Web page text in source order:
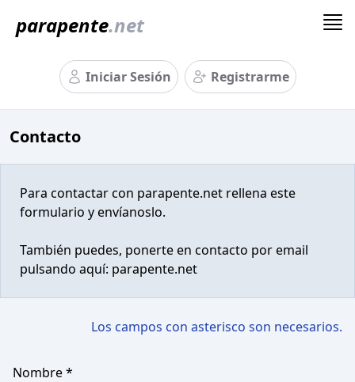
parapente.net
Iniciar Sesión Registrarme
Contacto
Para contactar con parapente.net rellena este
formulario y envíanoslo.
También puedes, ponerte en contacto por email
pulsando aquí: parapente.net
Los campos con asterisco son necesarios.
Nombre *